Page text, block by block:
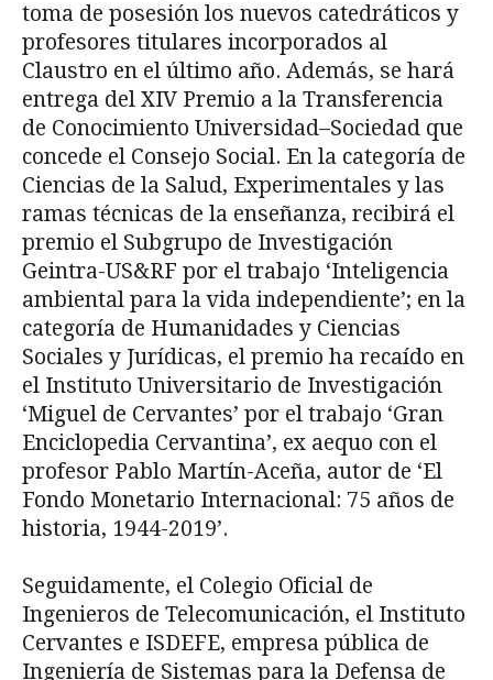
toma de posesión los nuevos catedráticos y
profesores titulares incorporados al
Claustro en el último año. Además, se hará
entrega del XIV Premio a la Transferencia
de Conocimiento Universidad–Sociedad que
concede el Consejo Social. En la categoría de
Ciencias de la Salud, Experimentales y las
ramas técnicas de la enseñanza, recibirá el
premio el Subgrupo de Investigación
Geintra-US&RF por el trabajo ‘Inteligencia
ambiental para la vida independiente’; en la
categoría de Humanidades y Ciencias
Sociales y Jurídicas, el premio ha recaído en
el Instituto Universitario de Investigación
‘Miguel de Cervantes’ por el trabajo ‘Gran
Enciclopedia Cervantina’, ex aequo con el
profesor Pablo Martín-Aceña, autor de ‘El
Fondo Monetario Internacional: 75 años de
historia, 1944-2019’.
Seguidamente, el Colegio Oficial de
Ingenieros de Telecomunicación, el Instituto
Cervantes e ISDEFE, empresa pública de
Ingeniería de Sistemas para la Defensa de